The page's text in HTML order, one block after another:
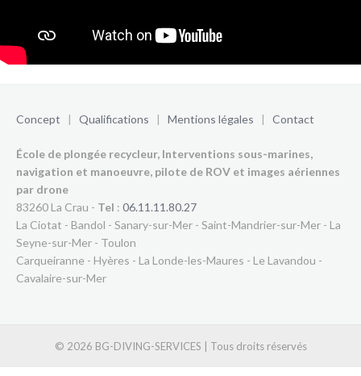
Concept | Qualifications | Mentions légales | Contact
École de plongée recycleur, Interventions sous-marines,
navigation et manoeuvre, pilote de ROV et images aériennes
par drone
83260 La Crau - Tel : 06.11.11.80.27
La Ciotat - Bandol - Sanary-sur-Mer - Saint-Mandrier-sur-Mer - La
Seyne-sur-Mer - Toulon
Carqueiranne - Hyères - La Londe-les-Maures - Le Lavandou -
Cavalaire-sur-Mer
© 2026 BG-DIVING-SERVICES | Tous droits réservés